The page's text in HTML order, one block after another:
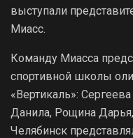
выступали
Миасс.
Команду Миасса
спортивной школы
«Вертикаль»:
Данила, Рощина
Челябинск